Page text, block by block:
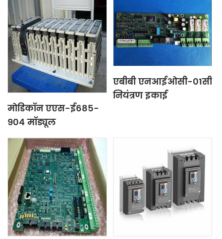
मोडिकॉन एएस-ई685-
904 मॉड्यूल
एबीबी एनआईओसी-01सी
नियंत्रण इकाई